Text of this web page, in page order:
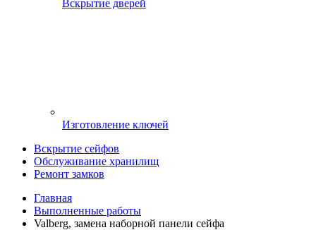
Вскрытие дверей
Изготовление ключей
Вскрытие сейфов
Обслуживание хранилищ
Ремонт замков
Главная
Выполненные работы
Valberg, замена наборной панели сейфа